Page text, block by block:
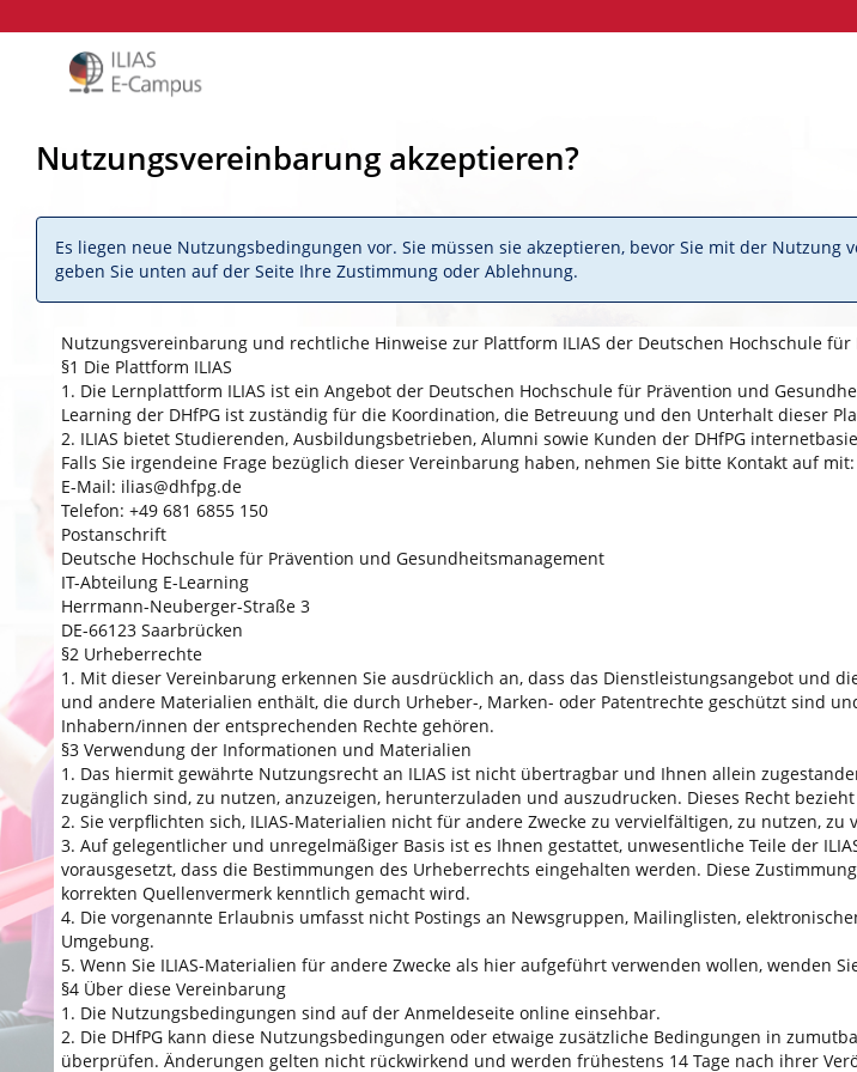
Nutzungsvereinbarung akzeptieren?
Es liegen neue Nutzungsbedingungen vor. Sie müssen sie akzeptieren, bevor Sie mit der
geben Sie unten auf der Seite Ihre Zustimmung oder Ablehnung.
Nutzungsvereinbarung und rechtliche Hinweise zur Plattform ILIAS der Deutschen Hochschule
§1 Die Plattform ILIAS
1. Die Lernplattform ILIAS ist ein Angebot der Deutschen Hochschule für Prävention und
Learning der DHfPG ist zuständig für die Koordination, die Betreuung und den Unterhalt dieser
2. ILIAS bietet Studierenden, Ausbildungsbetrieben, Alumni sowie Kunden der DHfPG
Falls Sie irgendeine Frage bezüglich dieser Vereinbarung haben, nehmen Sie bitte Kontakt auf mit:
E-Mail: ilias@dhfpg.de
Telefon: +49 681 6855 150
Postanschrift
Deutsche Hochschule für Prävention und Gesundheitsmanagement
IT-Abteilung E-Learning
Herrmann-Neuberger-Straße 3
DE-66123 Saarbrücken
§2 Urheberrechte
1. Mit dieser Vereinbarung erkennen Sie ausdrücklich an, dass das Dienstleistungsangebot und
und andere Materialien enthält, die durch Urheber-, Marken- oder Patentrechte geschützt sind
Inhabern/innen der entsprechenden Rechte gehören.
§3 Verwendung der Informationen und Materialien
1. Das hiermit gewährte Nutzungsrecht an ILIAS ist nicht übertragbar und Ihnen allein
zugänglich sind, zu nutzen, anzuzeigen, herunterzuladen und auszudrucken. Dieses Recht
2. Sie verpflichten sich, ILIAS-Materialien nicht für andere Zwecke zu vervielfältigen, zu nutzen,
3. Auf gelegentlicher und unregelmäßiger Basis ist es Ihnen gestattet, unwesentliche Teile der
vorausgesetzt, dass die Bestimmungen des Urheberrechts eingehalten werden. Diese
korrekten Quellenvermerk kenntlich gemacht wird.
4. Die vorgenannte Erlaubnis umfasst nicht Postings an Newsgruppen, Mailinglisten,
Umgebung.
5. Wenn Sie ILIAS-Materialien für andere Zwecke als hier aufgeführt verwenden wollen, wenden
§4 Über diese Vereinbarung
1. Die Nutzungsbedingungen sind auf der Anmeldeseite online einsehbar.
2. Die DHfPG kann diese Nutzungsbedingungen oder etwaige zusätzliche Bedingungen in
überprüfen. Änderungen gelten nicht rückwirkend und werden frühestens 14 Tage nach ihrer